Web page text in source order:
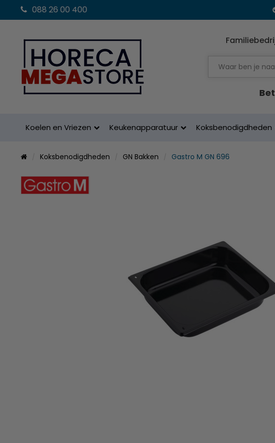
088 26 00 400
Koelen en Vriezen Keukenapparatuur Koksbenodigdheden
Koksbenodigdheden GN Bakken Gastro M GN 696